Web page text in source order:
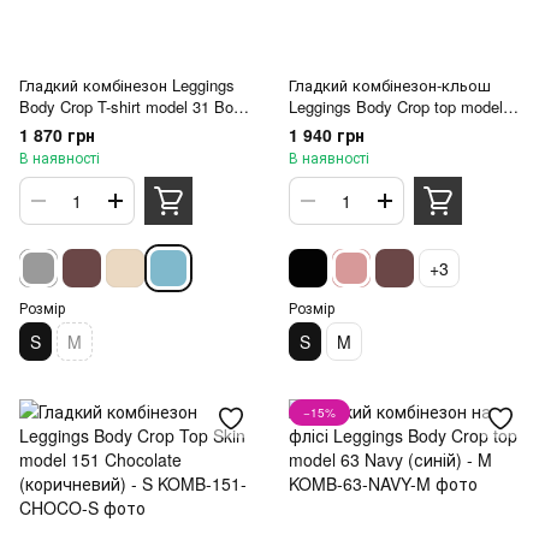
Гладкий комбінезон Leggings
Body Crop T-shirt model 31 Bony
blue (блакитний) - S
1 870 грн
В наявності
Розмір
S M
Гладкий комбінезон-кльош
Leggings Body Crop top model
158 Denim (темно-синій) - S
1 940 грн
В наявності
+3
Розмір
S M
−15%